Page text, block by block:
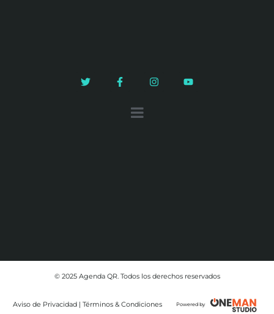
© 2025 Agenda QR. Todos los derechos reservados
Aviso de Privacidad | Términos & Condiciones Powered by